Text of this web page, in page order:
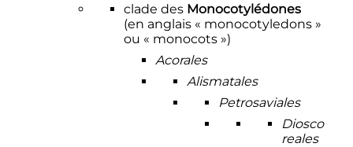
clade des Monocotylédones
(en anglais « monocotyledons»
ou « monocots»)
Acorales
Alismatales
Petrosaviales
Diosco
reales